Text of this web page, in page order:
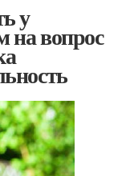
у
на вопрос